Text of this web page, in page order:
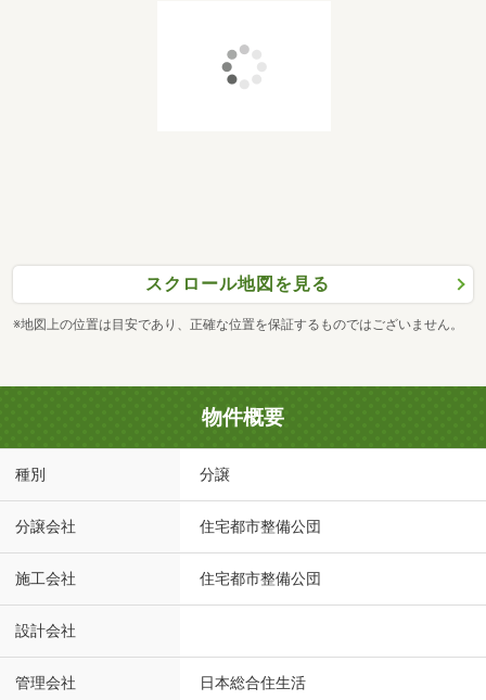
スクロール地図を見る
※地図上の位置は目安であり、正確な位置を保証するものではございません。
物件概要
種別 分譲
分譲会社 住宅都市整備公団
施工会社 住宅都市整備公団
設計会社
管理会社 日本総合住生活